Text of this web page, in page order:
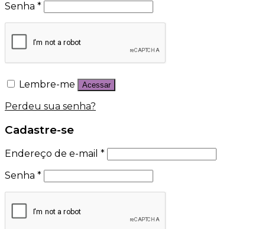
Senha *
Lembre-me Acessar
Perdeu sua senha?
Cadastre-se
Endereço de e-mail *
Senha *